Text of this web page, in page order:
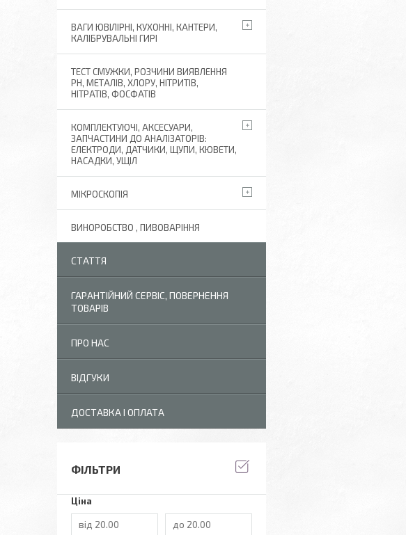
ВАГИ ЮВІЛІРНІ, КУХОННІ, КАНТЕРИ,
КАЛІБРУВАЛЬНІ ГИРІ
ТЕСТ СМУЖКИ, РОЗЧИНИ ВИЯВЛЕННЯ
РН, МЕТАЛІВ, ХЛОРУ, НІТРИТІВ,
НІТРАТІВ, ФОСФАТІВ
КОМПЛЕКТУЮЧІ, АКСЕСУАРИ,
ЗАПЧАСТИНИ ДО АНАЛІЗАТОРІВ:
ЕЛЕКТРОДИ, ДАТЧИКИ, ЩУПИ, КЮВЕТИ,
НАСАДКИ, УЩІЛ
МІКРОСКОПІЯ
ВИНОРОБСТВО , ПИВОВАРІННЯ
СТАТТЯ
ГАРАНТІЙНИЙ СЕРВІС, ПОВЕРНЕННЯ
ТОВАРІВ
ПРО НАС
ВІДГУКИ
ДОСТАВКА І ОПЛАТА
ФІЛЬТРИ
Ціна